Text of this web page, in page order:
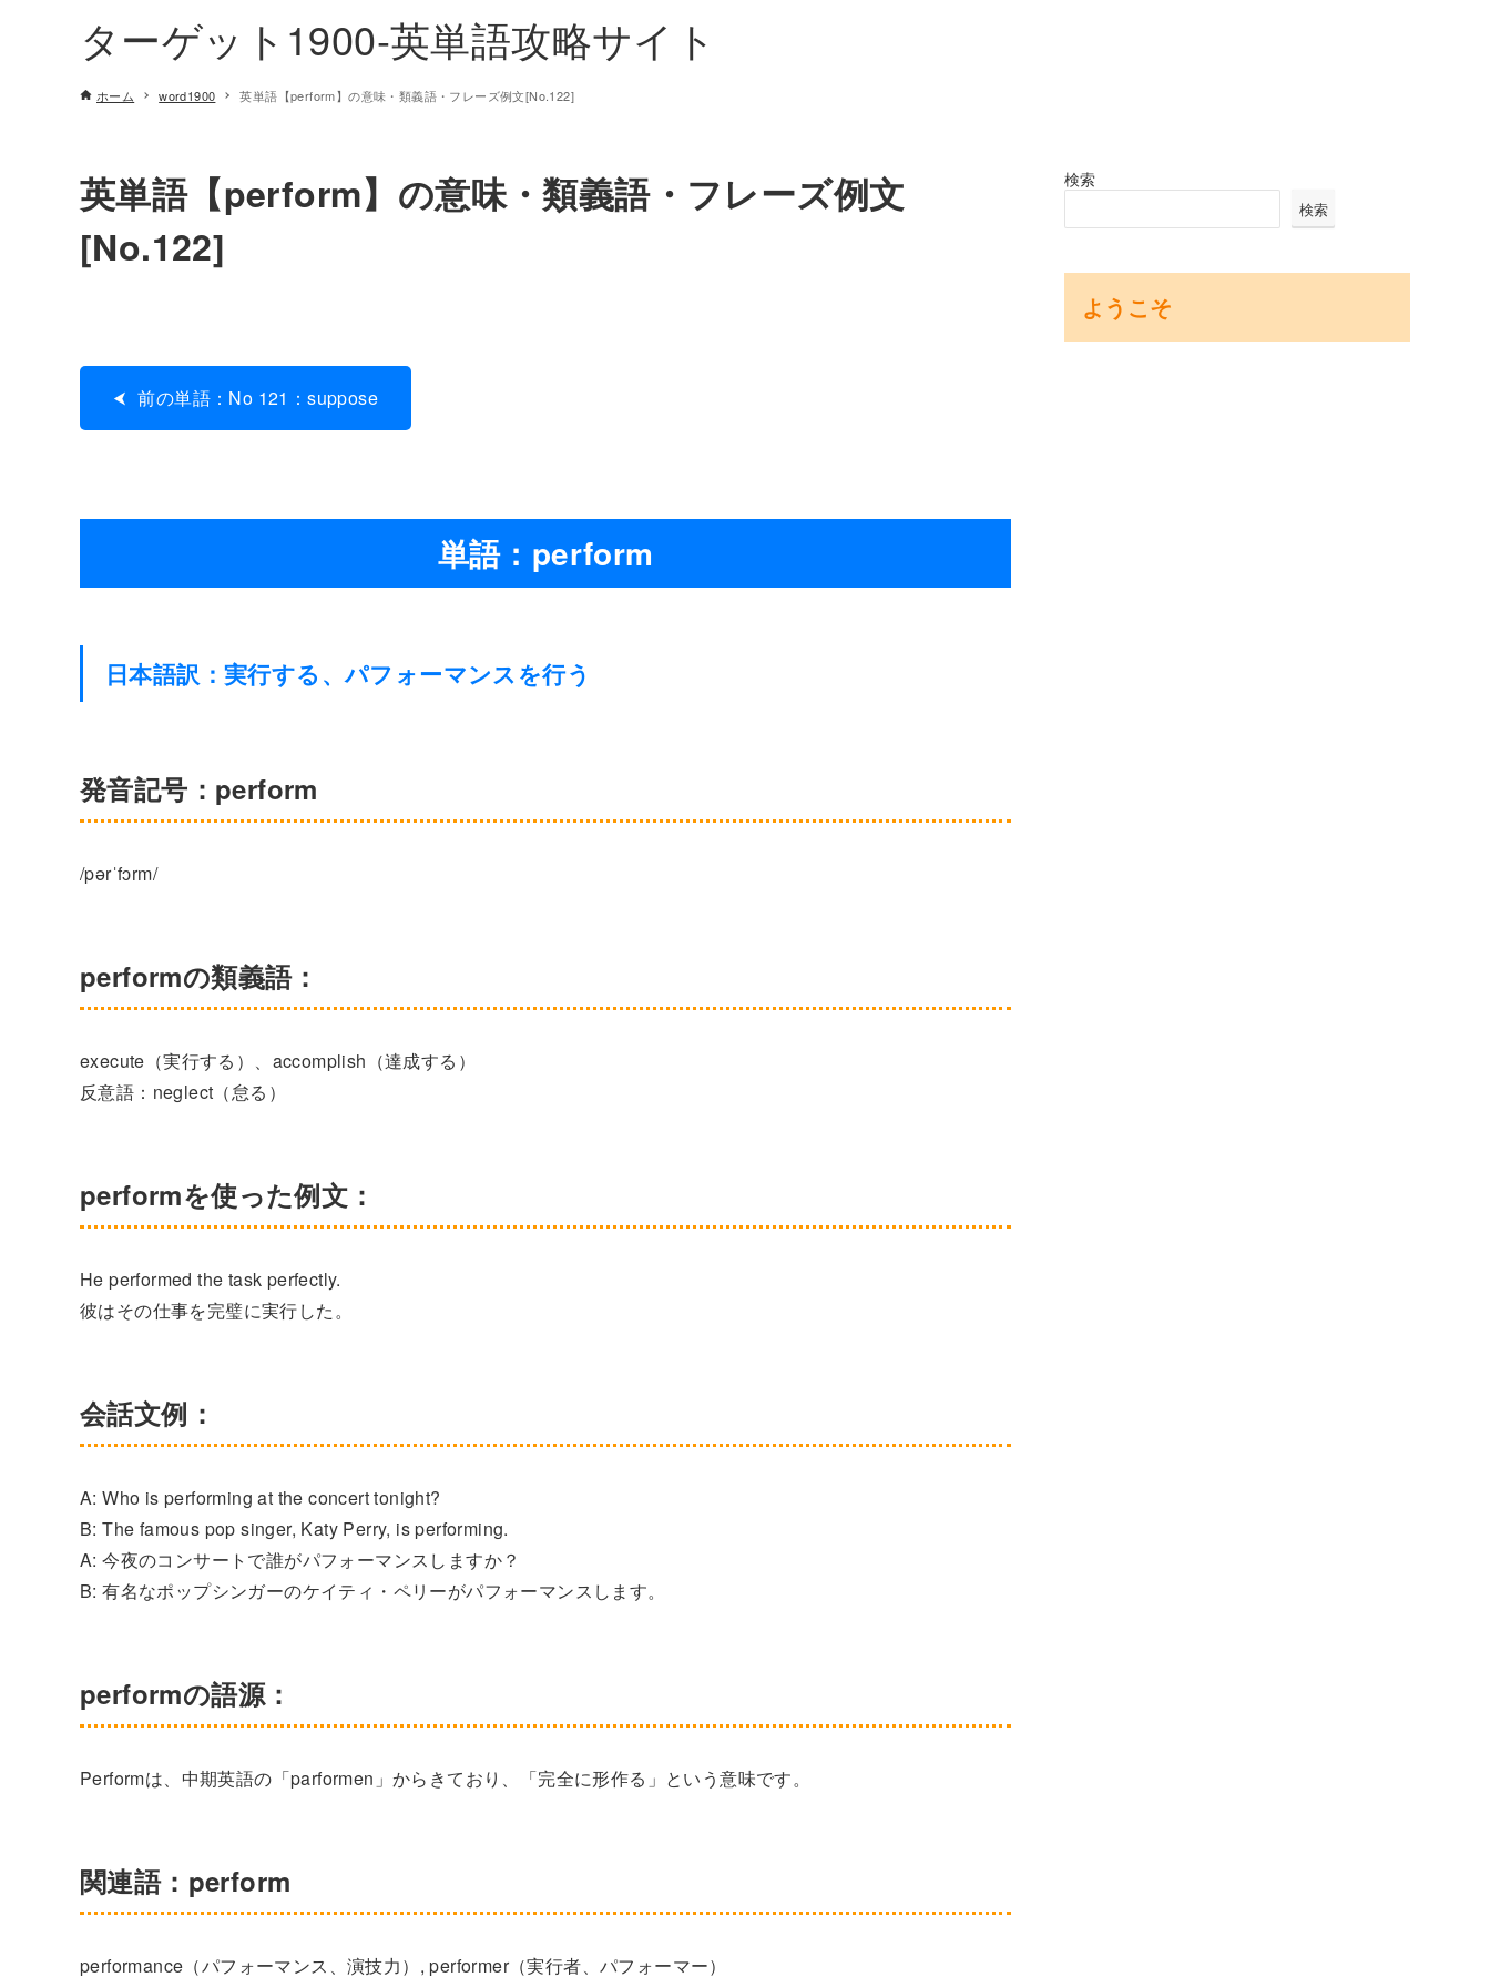
ターゲット1900-英単語攻略サイト
ホーム word1900 英単語【perform】の意味・類義語・フレーズ例文[No.122]
英単語【perform】の意味・類義語・フレーズ例文
[No.122]
前の単語：No 121：suppose
単語：perform
日本語訳：実行する、パフォーマンスを行う
発音記号：perform
/pərˈfɔrm/
performの類義語：
execute（実行する）、accomplish（達成する）
反意語：neglect（怠る）
performを使った例文：
He performed the task perfectly.
彼はその仕事を完璧に実行した。
会話文例：
A: Who is performing at the concert tonight?
B: The famous pop singer, Katy Perry, is performing.
A: 今夜のコンサートで誰がパフォーマンスしますか？
B: 有名なポップシンガーのケイティ・ペリーがパフォーマンスします。
performの語源：
Performは、中期英語の「parformen」からきており、「完全に形作る」という意味です。
関連語：perform
performance（パフォーマンス、演技力）, performer（実行者、パフォーマー）
検索
検索
ようこそ